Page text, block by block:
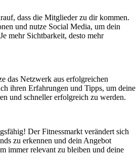
dass die Mitglieder zu dir kommen.
und nutze Social Media, um dein
mehr Sichtbarkeit, desto mehr
das Netzwerk aus erfolgreichen
ihren Erfahrungen und Tipps, um deine
und schneller erfolgreich zu werden.
Der Fitnessmarkt verändert sich
zu erkennen und dein Angebot
immer relevant zu bleiben und deine